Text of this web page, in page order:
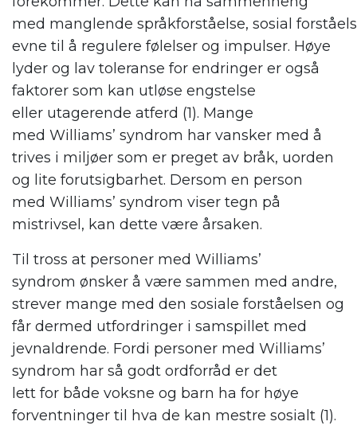
med manglende språkforståelse, sosial
evne til å regulere følelser og impulser. Høye
lyder og lav toleranse for endringer er også
faktorer som kan utløse engstelse
eller utagerende atferd (1). Mange
med Williams’ syndrom har vansker med å
trives i miljøer som er preget av bråk, uorden
og lite forutsigbarhet. Dersom en person
med Williams’ syndrom viser tegn på
mistrivsel, kan dette være årsaken.
Til tross at personer med Williams’
syndrom ønsker å være sammen med andre,
strever mange med den sosiale forståelsen og
får dermed utfordringer i samspillet med
jevnaldrende. Fordi personer med Williams’
syndrom har så godt ordforråd er det
lett for både voksne og barn ha for høye
forventninger til hva de kan mestre sosialt (1).